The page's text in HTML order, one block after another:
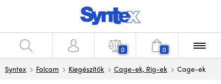
0 0
Syntex Falcam Kiegészítők Cage-ek, Rig-ek Cage-ek